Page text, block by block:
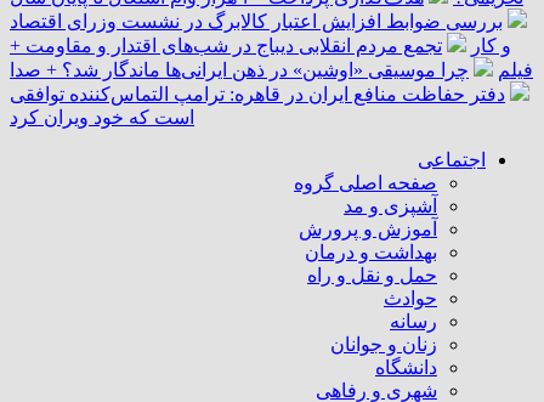
بررسی ضوابط افزایش اعتبار کالابرگ در نشست وزرای اقتصاد
و کار
تجمع مردم انقلابی دیباج در شب‌های اقتدار و مقاومت +
فیلم
چرا موسیقی «اوشین» در ذهن ایرانی‌ها ماندگار شد؟ + صدا
دفتر حفاظت منافع ایران در قاهره: ترامپ التماس‌کننده توافقی
است که خود ویران کرد
اجتماعی
صفحه اصلی گروه
آشپزی و مد
آموزش و پرورش
بهداشت و درمان
حمل و نقل و راه
حوادث
رسانه
زنان و جوانان
دانشگاه
شهری و رفاهی